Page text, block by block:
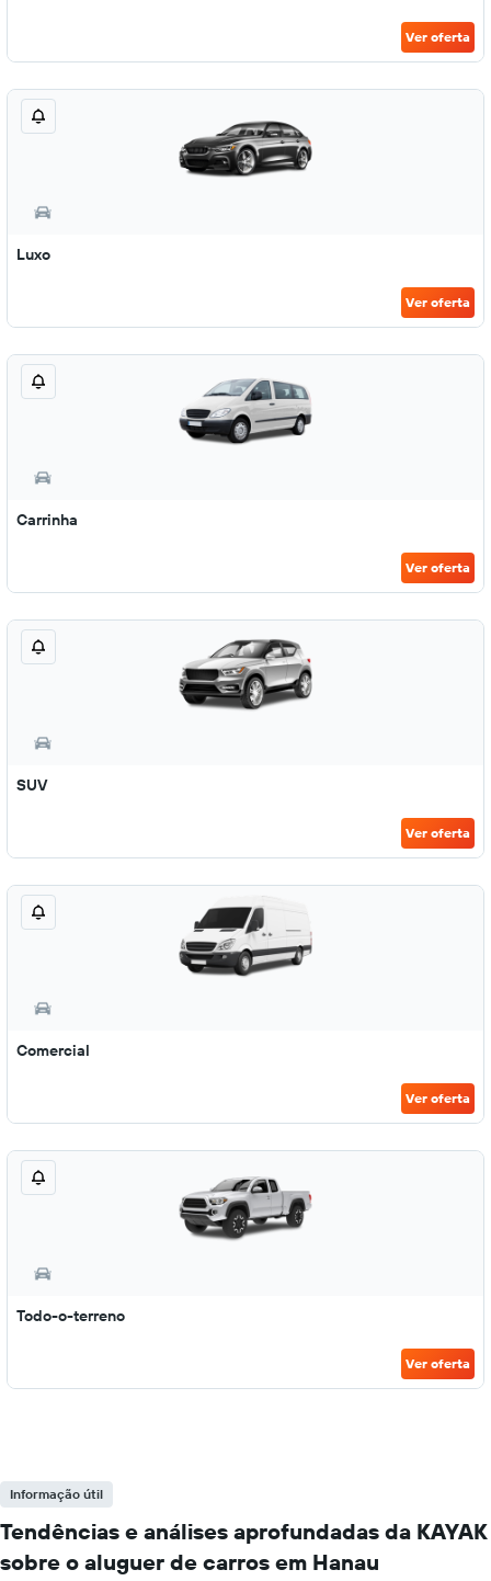
Ver oferta
Luxo
Ver oferta
Carrinha
Ver oferta
SUV
Ver oferta
Comercial
Ver oferta
Todo-o-terreno
Ver oferta
Informação útil
Tendências e análises aprofundadas da KAYAK
sobre o aluguer de carros em Hanau